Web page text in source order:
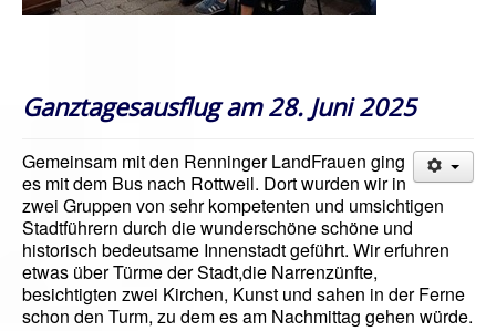
Ganztagesausflug am 28. Juni 2025
Gemeinsam mit den Renninger LandFrauen ging
es mit dem Bus nach Rottweil. Dort wurden wir in
zwei Gruppen von sehr kompetenten und umsichtigen
Stadtführern durch die wunderschöne schöne und
historisch bedeutsame Innenstadt geführt. Wir erfuhren
etwas über Türme der Stadt,die Narrenzünfte,
besichtigten zwei Kirchen, Kunst und sahen in der Ferne
schon den Turm, zu dem es am Nachmittag gehen würde.